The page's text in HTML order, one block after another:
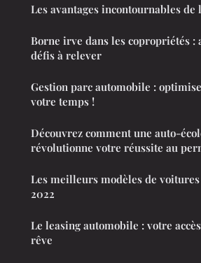
Les avantages incontournables de
Borne irve dans les copropriétés :
défis à relever
Gestion parc automobile :
votre temps !
Découvrez comment une auto-
révolutionne votre réussite au
Les meilleurs modèles de
2022
Le leasing automobile : votre
rêve